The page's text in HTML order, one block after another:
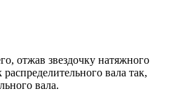
отжав звездочку натяжного
вала так,
вала.